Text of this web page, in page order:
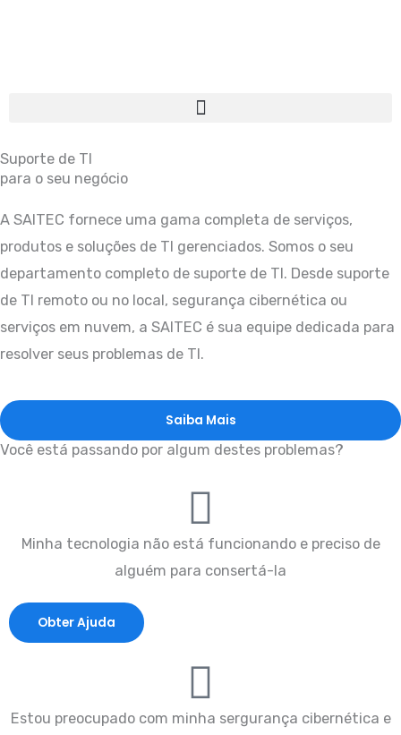
Suporte de TI
para o seu negócio
A SAITEC fornece uma gama completa de serviços,
produtos e soluções de TI gerenciados. Somos o seu
departamento completo de suporte de TI. Desde suporte
de TI remoto ou no local, segurança cibernética ou
serviços em nuvem, a SAITEC é sua equipe dedicada para
resolver seus problemas de TI.
Saiba Mais
Você está passando por algum destes problemas?
Minha tecnologia não está funcionando e preciso de
alguém para consertá-la
Obter Ajuda
Estou preocupado com minha sergurança cibernética e